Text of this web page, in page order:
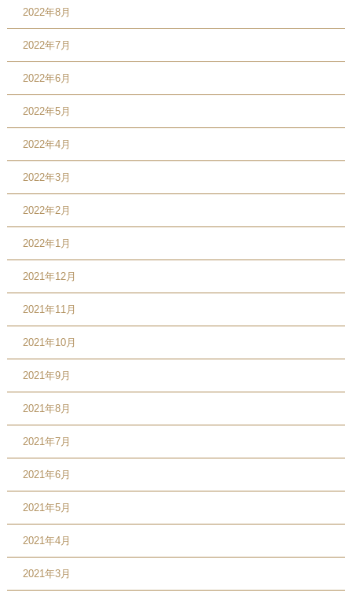
2022年8月
2022年7月
2022年6月
2022年5月
2022年4月
2022年3月
2022年2月
2022年1月
2021年12月
2021年11月
2021年10月
2021年9月
2021年8月
2021年7月
2021年6月
2021年5月
2021年4月
2021年3月